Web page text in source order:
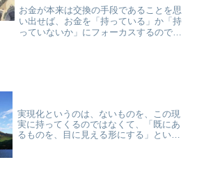
っていないか」にフォーカスする
のではなく、お金を「流すこと」
にフォーカスがいくはずです。
お金が本来は交換の手段であることを思
い出せば、お金を「持っている」か「持
っていないか」にフォーカスするのでは
実現化というのは、ないものを、この現
実に持ってくるのではなくて、「既にあ
るものを、目に見える形にする」という